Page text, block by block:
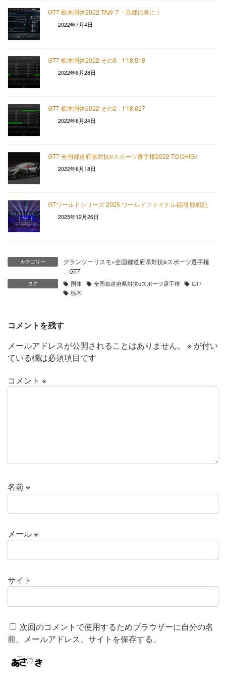
GT7 栃木国体2022 TA終了 - 京都代表に！
2022年7月4日
GT7 栃木国体2022 その3 - 1'18.518
2022年6月28日
GT7 栃木国体2022 その2 - 1'18.627
2022年6月24日
GT7 全国都道府県対抗eスポーツ選手権2022 TOCHIGI
2022年6月18日
GTワールドシリーズ 2025 ワールドファイナル福岡 観戦記
2025年12月26日
カテゴリー
グランツーリスモ×全国都道府県対抗eスポーツ選手権
GT7
タグ 国体 全国都道府県対抗eスポーツ選手権
GT7
栃木
コメントを残す
メールアドレスが公開されることはありません。
※ が付い
ている欄は必須項目です
コメント ※
名前※
メール※
サイト
次回のコメントで使用するためブラウザーに自分の名
前、メールアドレス、サイトを保存する。